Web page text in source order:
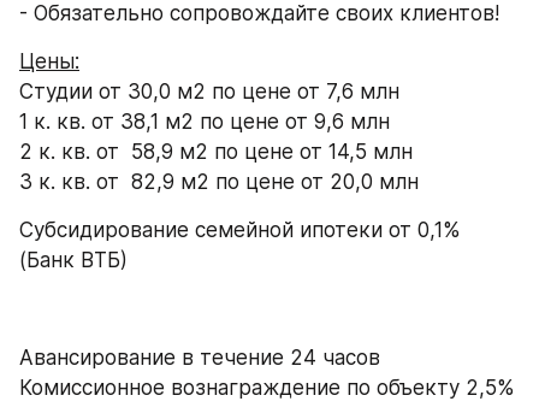
- Обязательно сопровождайте своих клиентов!
Цены:
Студии от 30,0 м2 по цене от 7,6 млн
1 к. кв. от 38,1 м2 по цене от 9,6 млн
2 к. кв. от  58,9 м2 по цене от 14,5 млн
3 к. кв. от  82,9 м2 по цене от 20,0 млн
Субсидирование семейной ипотеки от 0,1%
(Банк ВТБ)
Авансирование в течение 24 часов
Комиссионное вознаграждение по объекту 2,5%